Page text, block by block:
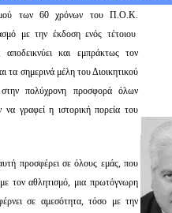
των 60 χρόνων του Π.Ο.Κ.
με την έκδοση ενός τέτοιου
αποδεικνύει και εμπράκτως τον
τα σημερινά μέλη του Διοικητικού
στην πολύχρονη προσφορά όλων
να γραφεί η ιστορική πορεία του
προσφέρει σε όλους εμάς, που
τον αθλητισμό, μια πρωτόγνωρη
σε αμεσότητα, τόσο με την